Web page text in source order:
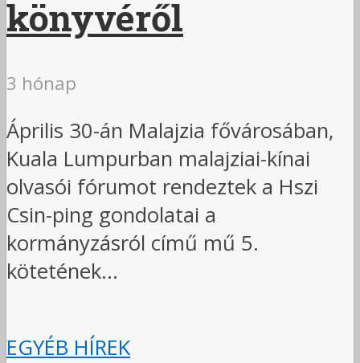
könyvéről
3 hónap
Április 30-án Malajzia fővárosában,
Kuala Lumpurban malajziai-kínai
olvasói fórumot rendeztek a Hszi
Csin-ping gondolatai a
kormányzásról című mű 5.
kötetének...
EGYÉB HÍREK